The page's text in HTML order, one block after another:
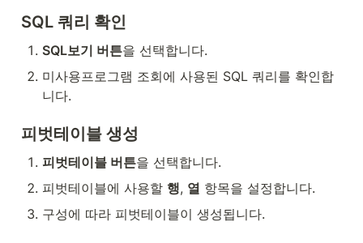
SQL 쿼리 확인
SQL보기 버튼을 선택합니다.
미사용프로그램 조회에 사용된 SQL 쿼리를 확인합
니다.
피벗테이블 생성
피벗테이블 버튼을 선택합니다.
피벗테이블에 사용할 행, 열 항목을 설정합니다.
구성에 따라 피벗테이블이 생성됩니다.